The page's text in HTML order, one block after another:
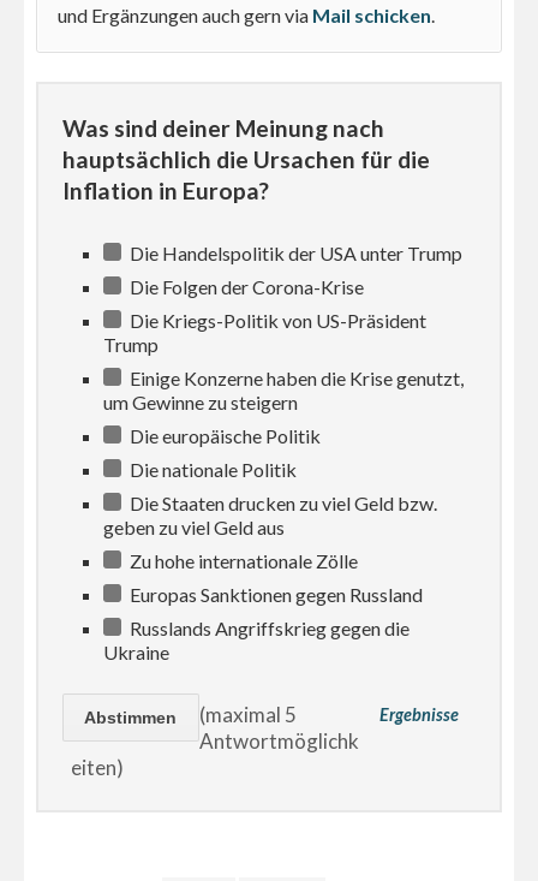
und Ergänzungen auch gern via Mail schicken.
Was sind deiner Meinung nach
hauptsächlich die Ursachen für die
Inflation in Europa?
Die Handelspolitik der USA unter Trump
Die Folgen der Corona-Krise
Die Kriegs-Politik von US-Präsident
Trump
Einige Konzerne haben die Krise genutzt,
um Gewinne zu steigern
Die europäische Politik
Die nationale Politik
Die Staaten drucken zu viel Geld bzw.
geben zu viel Geld aus
Zu hohe internationale Zölle
Europas Sanktionen gegen Russland
Russlands Angriffskrieg gegen die
Ukraine
Ergebnisse
(maximal 5
Antwortmöglichk
eiten)